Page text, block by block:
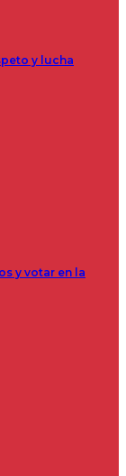
y lucha
y votar en la